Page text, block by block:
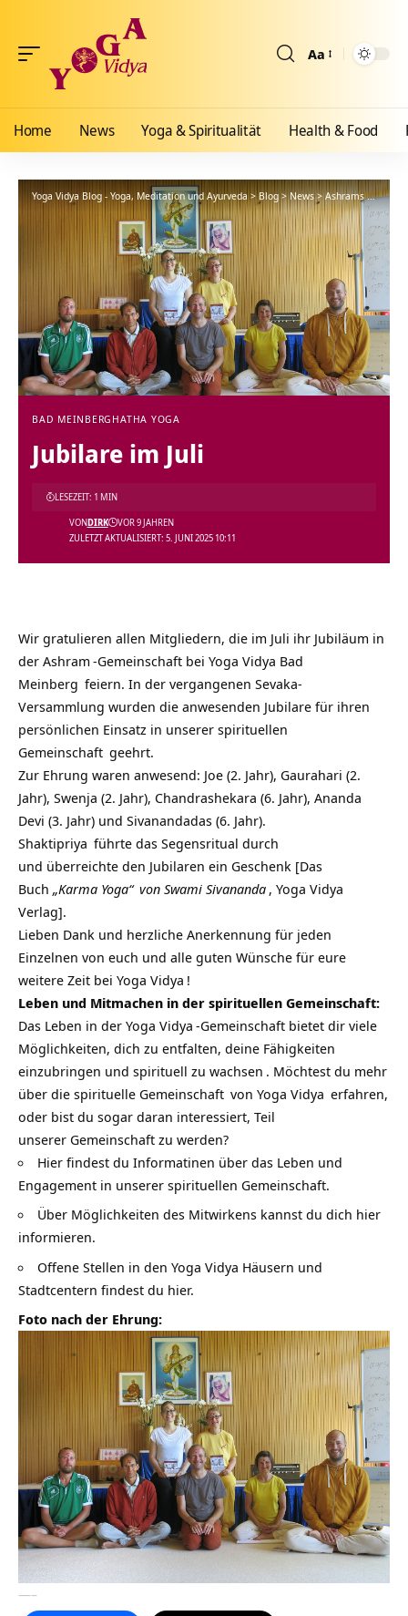
Aa
Home News Yoga & Spiritualität Health & Food
Yoga Vidya Blog - Yoga, Meditation und Ayurveda>Blog>News>Ashrams> Bad
BAD MEINBERG HATHA YOGA
Jubilare im Juli
ZULETZT AKTUALISIERT: 5. JUNI 2025 10:11
VONDIRK VOR 9 JAHREN
LESEZEIT: 1 MIN
Wir gratulieren allen Mitgliedern, die im Juli ihr Jubiläum in
der Ashram -Gemeinschaft bei Yoga Vidya Bad
Meinberg feiern. In der vergangenen Sevaka-
Versammlung wurden die anwesenden Jubilare für ihren
persönlichen Einsatz in unserer spirituellen
Gemeinschaft geehrt.
Zur Ehrung waren anwesend: Joe (2. Jahr), Gaurahari (2.
Jahr), Swenja (2. Jahr), Chandrashekara (6. Jahr), Ananda
Devi (3. Jahr) und Sivanandadas (6. Jahr).
Shaktipriya führte das Segensritual durch
und überreichte den Jubilaren ein Geschenk [Das
Buch „Karma Yoga“ von Swami Sivananda , Yoga Vidya
Verlag].
Lieben Dank und herzliche Anerkennung für jeden
Einzelnen von euch und alle guten Wünsche für eure
weitere Zeit bei Yoga Vidya !
Leben und Mitmachen in der spirituellen Gemeinschaft:
Das Leben in der Yoga Vidya -Gemeinschaft bietet dir viele
Möglichkeiten, dich zu entfalten, deine Fähigkeiten
einzubringen und spirituell zu wachsen . Möchtest du mehr
über die spirituelle Gemeinschaft von Yoga Vidya erfahren,
oder bist du sogar daran interessiert, Teil
unserer Gemeinschaft zu werden?
Hier findest du Informatinen über das Leben und
Engagement in unserer spirituellen Gemeinschaft.
Über Möglichkeiten des Mitwirkens kannst du dich hier
informieren.
Offene Stellen in den Yoga Vidya Häusern und
Stadtcentern findest du hier.
Foto nach der Ehrung:
—–